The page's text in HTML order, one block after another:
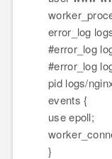
error_log
#error_log
#error_log
pid logs/
events {
use epoll;
}